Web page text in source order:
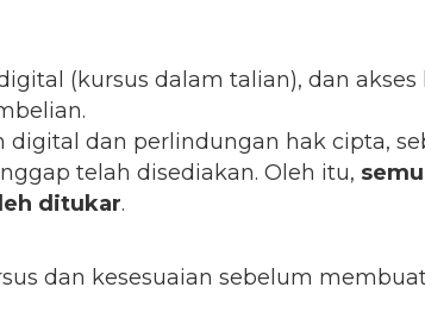
(kursus dalam talian), dan
digital dan perlindungan hak cipta,
telah disediakan. Oleh itu,
ditukar.
dan kesesuaian sebelum